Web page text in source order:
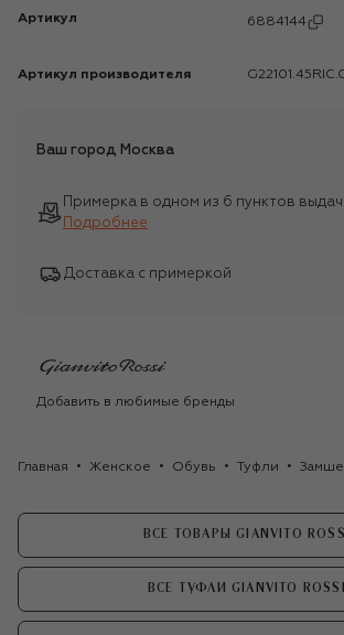
Артикул 6884144
Артикул производителя
Ваш город Москва
Примерка в одном из 6 пунктов
Подробнее
Доставка с примеркой
Добавить в любимые бренды
Главная Женское Обувь Туфли
ВСЕ ТОВАРЫ GIANVITO ROSSI
ВСЕ ТУФЛИ GIANVITO ROSSI